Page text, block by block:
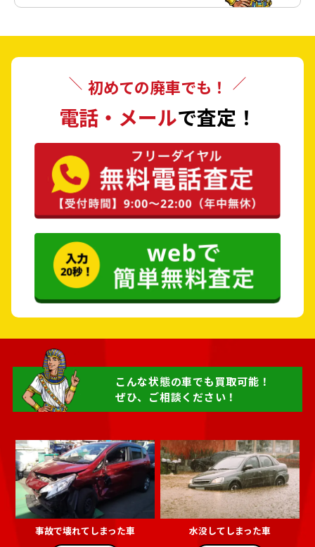
相楽郡 南山城村 船井郡 京丹波町
与謝郡 伊根町 与謝郡 与謝野町
初めての廃車でも！
電話・メールで査定！
こんな状態の車でも買取可能！
ぜひ、ご相談ください！
事故で壊れてしまった車 水没してしまった車